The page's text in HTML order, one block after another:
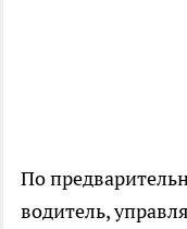
По
водитель,